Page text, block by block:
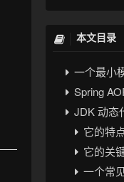
本文目录
2. 和 IoC
一个最小
Spring
JDK 动态
它的特
它的关
一个常